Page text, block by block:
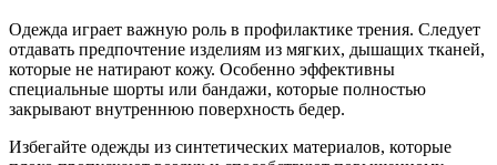
Одежда играет важную роль в профилактике трения. Следует
отдавать предпочтение изделиям из мягких, дышащих тканей,
которые не натирают кожу. Особенно эффективны
специальные шорты или бандажи, которые полностью
закрывают внутреннюю поверхность бедер.
Избегайте одежды из синтетических материалов, которые